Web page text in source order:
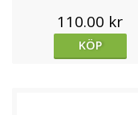
110.00 kr
KÖP